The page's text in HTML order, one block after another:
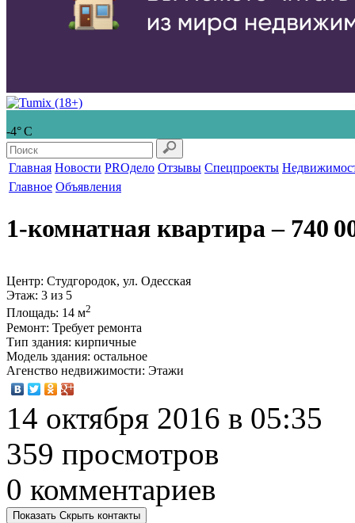
-4° С
Главная Новости PROдело Отзывы Спецпроекты
Главное Объявления
1-комнатная квартира ‒ 740
Центр: Студгородок, ул. Одесская
Этаж: 3 из 5
Площадь: 14 м2
Ремонт: Требует ремонта
Тип здания: кирпичные
Модель здания: остальное
Агенство недвижимости: Этажи
14 октября 2016 в 05:35
359 просмотров
0 комментариев
Показать Скрыть контакты